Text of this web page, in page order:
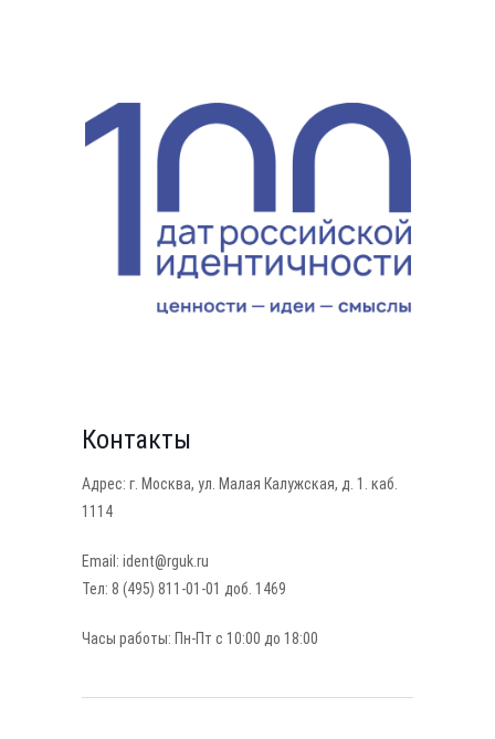
Контакты
Адрес: г. Москва, ул. Малая Калужская, д. 1. каб.
1114
Email: ident@rguk.ru
Тел: 8 (495) 811-01-01 доб. 1469
Часы работы: Пн-Пт с 10:00 до 18:00